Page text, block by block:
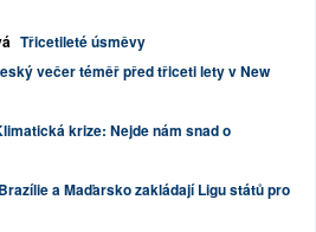
Třicetileté úsměvy
večer téměř před třiceti lety v New
krize: Nejde nám snad o
Brazílie a Maďarsko zakládají Ligu států pro